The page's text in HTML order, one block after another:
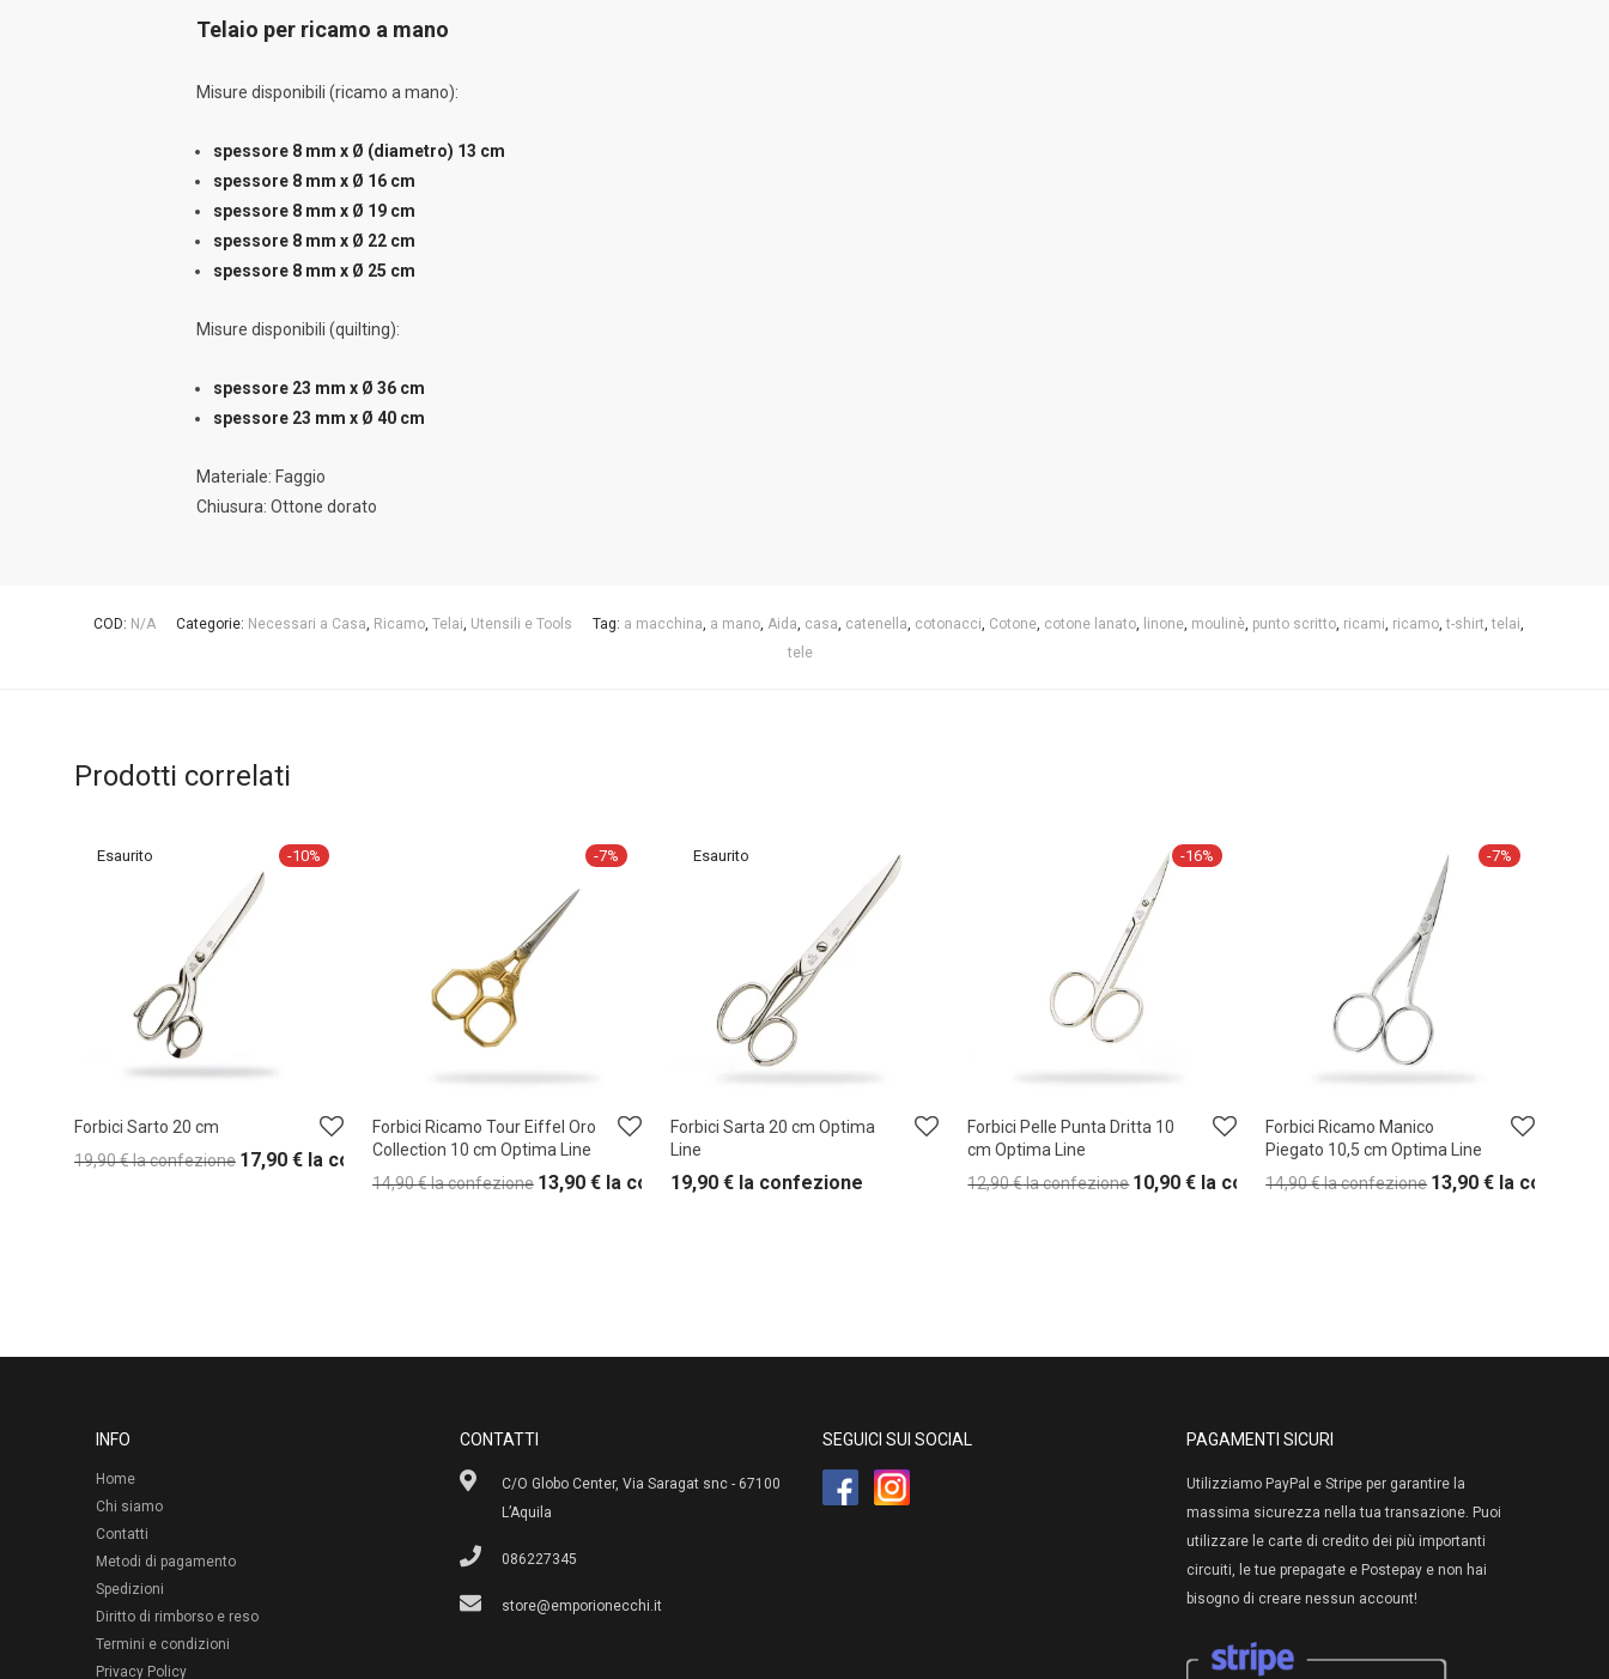
Telaio per ricamo a mano
Misure disponibili (ricamo a mano):
spessore 8 mm x Ø (diametro) 13 cm
spessore 8 mm x Ø 16 cm
spessore 8 mm x Ø 19 cm
spessore 8 mm x Ø 22 cm
spessore 8 mm x Ø 25 cm
Misure disponibili (quilting):
spessore 23 mm x Ø 36 cm
spessore 23 mm x Ø 40 cm
Materiale: Faggio
Chiusura: Ottone dorato
COD: N/A Categorie: Necessari a Casa, Ricamo, Telai, Utensili e Tools Tag: a macchina, a mano, Aida, casa, catenella, cotonacci, Cotone, cotone lanato, linone, moulinè, punto scritto, ricami, ricamo,t-shirt,telai,
tele
Prodotti correlati
-10%
Forbici Sarto 20 cm
19,90€la confezione 17,90 € la confezione
-7%
Forbici Ricamo Tour Eiffel Oro
Collection 10 cm Optima Line
14,90€la confezione 13,90 € la confezione
Forbici Sarta 20 cm Optima
Line
19,90 € la confezione
-16%
Forbici Pelle Punta Dritta 10
cm Optima Line
12,90€la confezione 10,90€ la confezione
-7%
Forbici Ricamo Manico
Piegato 10,5 cm Optima Line
14,90€la confezione 13,90€ la
INFO
Home
Chi siamo
Contatti
Metodi di pagamento
Spedizioni
Diritto di rimborso e reso
Termini e condizioni
Privacy Policy
CONTATTI
C/O Globo Center, Via Saragat snc - 67100
L’Aquila
086227345
store@emporionecchi.it
SEGUICI SUI SOCIAL PAGAMENTI SICURI
Utilizziamo PayPal e Stripe per garantire la
massima sicurezza nella tua transazione. Puoi
utilizzare le carte di credito dei più importanti
circuiti, le tue prepagate e Postepay e non hai
bisogno di creare nessun account!